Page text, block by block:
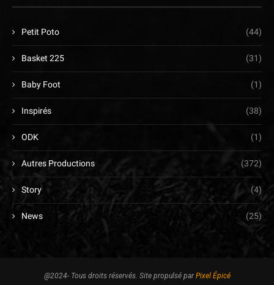
Petit Poto (44)
Basket 225 (31)
Baby Foot (1)
Inspirés (38)
ODK (1)
Autres Productions (372)
Story (4)
News (25)
@2024- Tous droits réservés. Site propulsé par Pixel Épicé